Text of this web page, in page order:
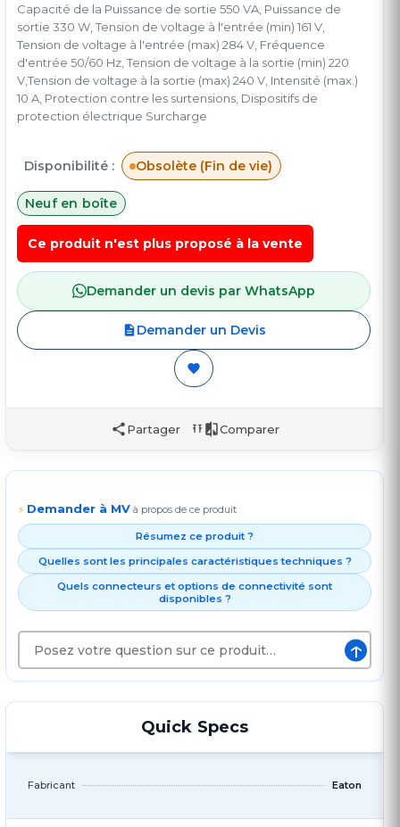
Capacité de la Puissance de sortie 550 VA, Puissance de
sortie 330 W, Tension de voltage à l'entrée (min) 161 V,
Tension de voltage à l'entrée (max) 284 V, Fréquence
d'entrée 50/60 Hz, Tension de voltage à la sortie (min) 220
V,Tension de voltage à la sortie (max) 240 V, Intensité (max.)
10 A, Protection contre les surtensions, Dispositifs de
protection électrique Surcharge
Disponibilité : Obsolète (Fin de vie)
Neuf en boîte
Ce produit n'est plus proposé à la vente
Demander un devis par WhatsApp
Demander un Devis
Partager Comparer
⚡ Demander à MV à propos de ce produit
Résumez ce produit ?
Quelles sont les principales caractéristiques techniques ?
Quels connecteurs et options de connectivité sont
disponibles ?
↑
Quick Specs
Fabricant Eaton